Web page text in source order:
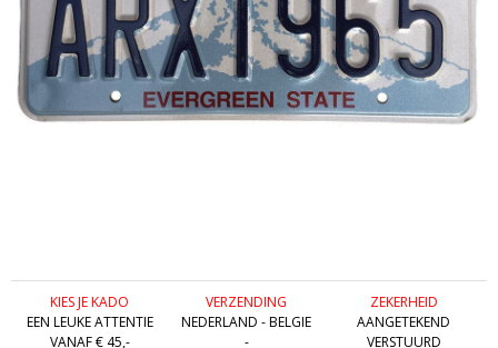
KIES JE KADO
EEN LEUKE ATTENTIE
VANAF € 45,-
VERZENDING
NEDERLAND - BELGIE
-
ZEKERHEID
AANGETEKEND
VERSTUURD